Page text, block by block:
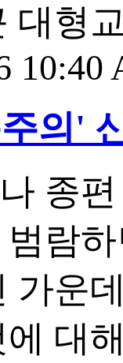
대형
10:40
의'
종
람
가운
에 대